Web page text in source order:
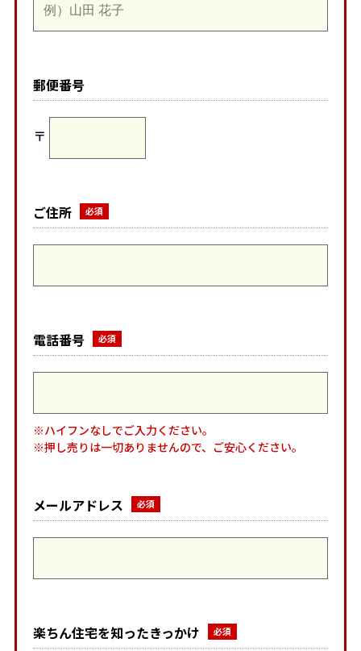
郵便番号
〒
ご住所
電話番号
※ハイフンなしでご入力ください。
※押し売りは一切ありませんので、ご安心ください。
メールアドレス
楽ちん住宅を知ったきっかけ